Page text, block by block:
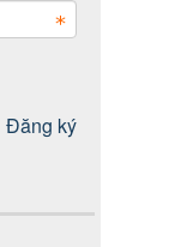
Đăng ký